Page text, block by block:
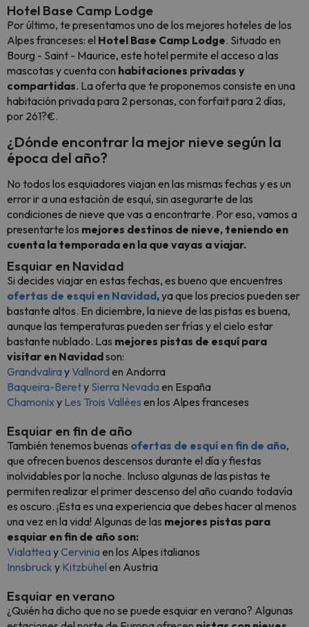
Hotel Base Camp Lodge
Por último, te presentamos uno de los mejores hoteles de los
Alpes franceses: el Hotel Base Camp Lodge. Situado en
Bourg - Saint - Maurice, este hotel permite el acceso a las
mascotas y cuenta con habitaciones privadas y
compartidas. La oferta que te proponemos consiste en una
habitación privada para 2 personas, con forfait para 2 días,
por 261?€.
¿Dónde encontrar la mejor nieve según la
época del año?
No todos los esquiadores viajan en las mismas fechas y es un
error ir a una estación de esquí, sin asegurarte de las
condiciones de nieve que vas a encontrarte. Por eso, vamos a
presentarte los mejores destinos de nieve, teniendo en
cuenta la temporada en la que vayas a viajar.
Esquiar en Navidad
Si decides viajar en estas fechas, es bueno que encuentres
ofertas de esquí en Navidad,ya que los precios pueden ser
bastante altos. En diciembre, la nieve de las pistas es buena,
aunque las temperaturas pueden ser frías y el cielo estar
bastante nublado. Las mejores pistas de esquí para
visitar en Navidadson:
GrandvalirayVallnorden Andorra
Baqueira-Berety Sierra Nevadaen España
Chamonixy Les Trois Vallées en los Alpes franceses
Esquiar en fin de año
También tenemos buenas ofertas de esquí en fin de año,
que ofrecen buenos descensos durante el día y fiestas
inolvidables por la noche. Incluso algunas de las pistas te
permiten realizar el primer descenso del año cuando todavía
es oscuro. ¡Esta es una experiencia que debes hacer al menos
una vez en la vida! Algunas de las mejores pistas para
esquiar en fin de año son:
VialatteayCerviniaen los Alpes italianos
Innsbruck y Kitzbühel en Austria
Esquiar en verano
¿Quién ha dicho que no se puede esquiar en verano? Algunas